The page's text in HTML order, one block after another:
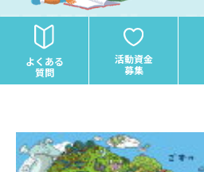
よくある
質問
活動資金
募集